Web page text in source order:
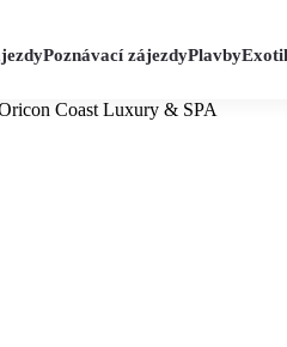
Poznávací zájezdyPlavby
Coast Luxury & SPA